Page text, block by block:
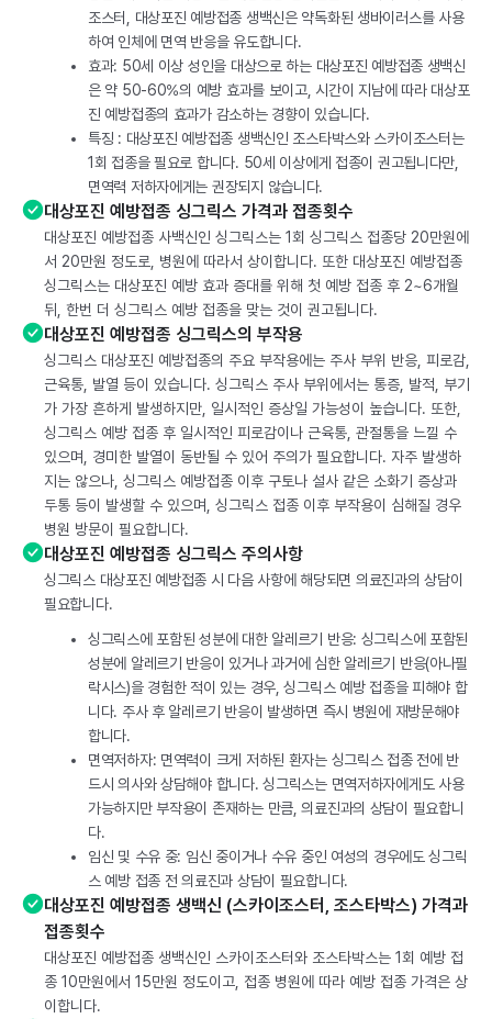
조스터, 대상포진 예방접종 생백신은 약독화된 생바이러스를 사용
하여 인체에 면역 반응을 유도합니다.
효과: 50세 이상 성인을 대상으로 하는 대상포진 예방접종 생백신
은 약 50-60%의 예방 효과를 보이고, 시간이 지남에 따라 대상포
진 예방접종의 효과가 감소하는 경향이 있습니다.
특징 : 대상포진 예방접종 생백신인 조스타박스와 스카이조스터는
1회 접종을 필요로 합니다. 50세 이상에게 접종이 권고됩니다만,
면역력 저하자에게는 권장되지 않습니다.
대상포진 예방접종 싱그릭스 가격과 접종횟수
대상포진 예방접종 사백신인 싱그릭스는 1회 싱그릭스 접종당 20만원에
서 20만원 정도로, 병원에 따라서 상이합니다. 또한 대상포진 예방접종
싱그릭스는 대상포진 예방 효과 증대를 위해 첫 예방 접종 후 2~6개월
뒤, 한번 더 싱그릭스 예방 접종을 맞는 것이 권고됩니다.
대상포진 예방접종 싱그릭스의 부작용
싱그릭스 대상포진 예방접종의 주요 부작용에는 주사 부위 반응, 피로감,
근육통, 발열 등이 있습니다. 싱그릭스 주사 부위에서는 통증, 발적, 부기
가 가장 흔하게 발생하지만, 일시적인 증상일 가능성이 높습니다. 또한,
싱그릭스 예방 접종 후 일시적인 피로감이나 근육통, 관절통을 느낄 수
있으며, 경미한 발열이 동반될 수 있어 주의가 필요합니다. 자주 발생하
지는 않으나, 싱그릭스 예방접종 이후 구토나 설사 같은 소화기 증상과
두통 등이 발생할 수 있으며, 싱그릭스 접종 이후 부작용이 심해질 경우
병원 방문이 필요합니다.
대상포진 예방접종 싱그릭스 주의사항
싱그릭스 대상포진 예방접종 시 다음 사항에 해당되면 의료진과의 상담이
필요합니다.
싱그릭스에 포함된 성분에 대한 알레르기 반응: 싱그릭스에 포함된
성분에 알레르기 반응이 있거나 과거에 심한 알레르기 반응(아나필
락시스)을 경험한 적이 있는 경우, 싱그릭스 예방 접종을 피해야 합
니다. 주사 후 알레르기 반응이 발생하면 즉시 병원에 재방문해야
합니다.
면역저하자: 면역력이 크게 저하된 환자는 싱그릭스 접종 전에 반
드시 의사와 상담해야 합니다. 싱그릭스는 면역저하자에게도 사용
가능하지만 부작용이 존재하는 만큼, 의료진과의 상담이 필요합니
다.
임신 및 수유 중: 임신 중이거나 수유 중인 여성의 경우에도 싱그릭
스 예방 접종 전 의료진과 상담이 필요합니다.
대상포진 예방접종 생백신 (스카이조스터, 조스타박스) 가격과
접종횟수
대상포진 예방접종 생백신인 스카이조스터와 조스타박스는 1회 예방 접
종 10만원에서 15만원 정도이고, 접종 병원에 따라 예방 접종 가격은 상
이합니다.